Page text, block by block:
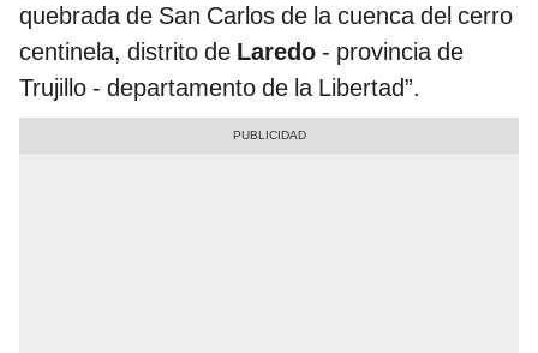
quebrada de San Carlos de la cuenca del cerro
centinela, distrito de Laredo - provincia de
Trujillo - departamento de la Libertad”.